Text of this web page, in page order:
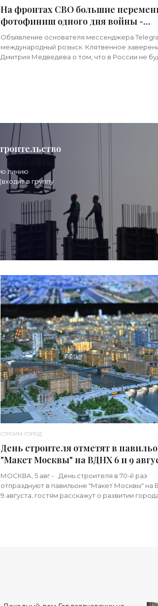
На фронтах СВО большие
фотофиниш одного дня войны -
«Недвижимость»
Объявление основателя мессенджера
международный розыск. Клятвенное
Дмитрия Медведева о том, что в России не
линию
в группу
СТРОИМ ГОРОД
День строителя отметят в
"Макет Москвы" на ВДНХ 6 и 9
«Строительство»
МОСКВА, 5 авг - . День строителя в 70-й раз
отпразднуют в павильоне "Макет Москвы" на
9 августа, гостям расскажут о развитии